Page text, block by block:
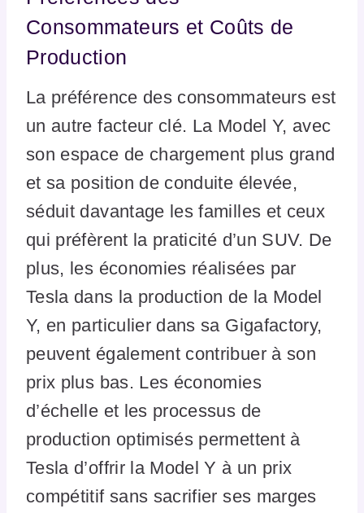
Consommateurs et Coûts de
Production
La préférence des consommateurs est
un autre facteur clé. La Model Y, avec
son espace de chargement plus grand
et sa position de conduite élevée,
séduit davantage les familles et ceux
qui préfèrent la praticité d’un SUV. De
plus, les économies réalisées par
Tesla dans la production de la Model
Y, en particulier dans sa Gigafactory,
peuvent également contribuer à son
prix plus bas. Les économies
d’échelle et les processus de
production optimisés permettent à
Tesla d’offrir la Model Y à un prix
compétitif sans sacrifier ses marges